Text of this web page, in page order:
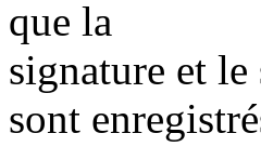
que la
signature et
sont